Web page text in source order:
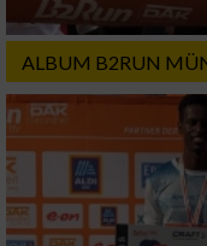
ALBUM B2RUN
Notwendig
Performance
Funktional